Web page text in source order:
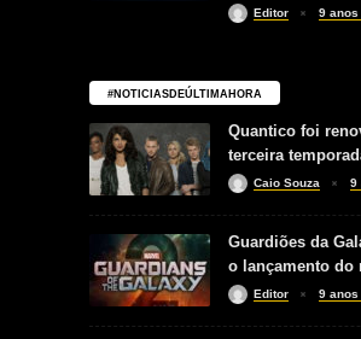
Editor 9 anos
#NOTICIASDEÚLTIMAHORA
Quantico foi
terceira
Caio Souza 9
Guardiões da
o lançamento do
Editor 9 anos